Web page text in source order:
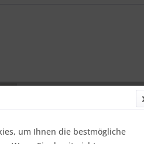
6,12
1
Online-
um Ihnen die bestmögliche